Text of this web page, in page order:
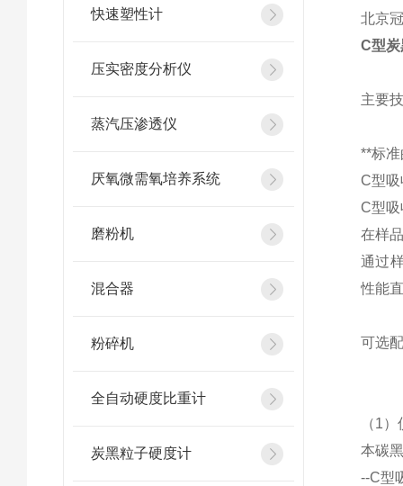
快速塑性计
压实密度分析仪
蒸汽压渗透仪
厌氧微需氧培养系统
磨粉机
混合器
粉碎机
全自动硬度比重计
炭黑粒子硬度计
北京
C型
主要
**标
C型
C型
在样
通过
性能
可选
（1
本碳
--C型